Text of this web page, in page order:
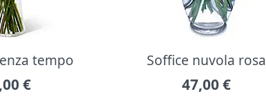
tempo
€
Soffice nuvola rosa
47,00 €